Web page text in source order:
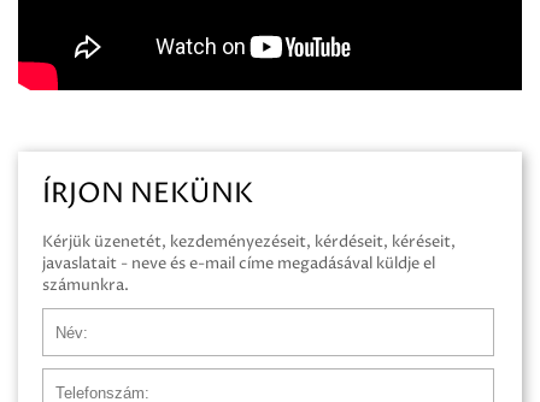
ÍRJON NEKÜNK
Kérjük üzenetét, kezdeményezéseit, kérdéseit, kéréseit,
javaslatait - neve és e-mail címe megadásával küldje el
számunkra.